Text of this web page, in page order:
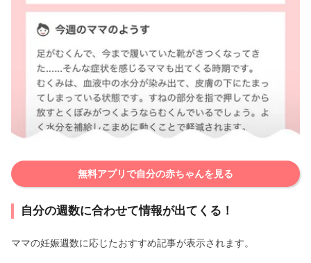
無料アプリで自分の赤ちゃんを見る
自分の週数に合わせて情報が出てくる！
ママの妊娠週数に応じたおすすめ記事が表示されます。